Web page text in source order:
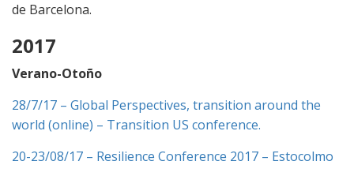
de Barcelona.
2017
Verano-Otoño
28/7/17 – Global Perspectives, transition around the
world (online) – Transition US conference.
20-23/08/17 – Resilience Conference 2017 – Estocolmo